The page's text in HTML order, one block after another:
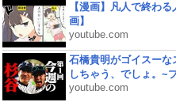
【漫画】凡人で終わ
画】
youtube.com
石橋貴明がゴイスー
しちゃう、でしょ。~
youtube.com